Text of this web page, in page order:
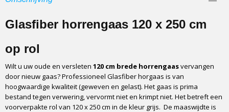
Materiaal
Opbouw
Geweven en gelast
Kwaliteit
Professioneel
Herkomst
Europese makelij (dus geen Chinees gaas)
Glasfiber horrengaas 120 x 250 cm
op rol
Wilt u uw oude en versleten 120 cm brede horrengaasvervangen
door nieuw gaas? Professioneel Glasfiber horgaas is van
hoogwaardige kwaliteit (geweven en gelast). Het gaas is prima
bestand tegen verwering, vervormt niet en krimpt niet. Het betreft een
voorverpakte rol van 120 x 250 cm in de kleur grijs. De maaswijdte is